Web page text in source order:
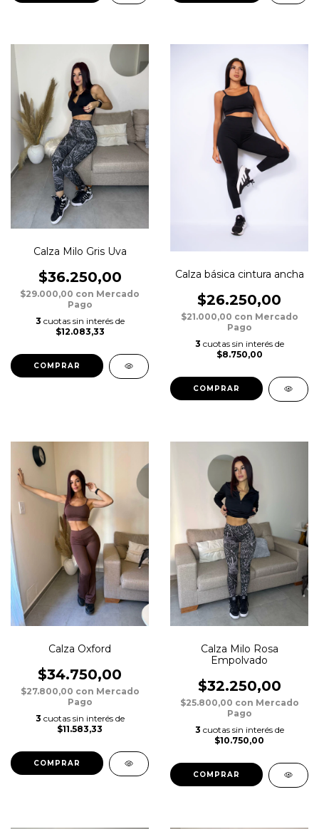
Calza Milo Gris Uva
$36.250,00
$29.000,00 con Mercado
Pago
3 cuotas sin interés de
$12.083,33
COMPRAR
Calza básica cintura ancha
$26.250,00
$21.000,00 con Mercado
Pago
3 cuotas sin interés de
$8.750,00
COMPRAR
Calza Oxford
$34.750,00
$27.800,00 con Mercado
Pago
3 cuotas sin interés de
$11.583,33
COMPRAR
Calza Milo Rosa
Empolvado
$32.250,00
$25.800,00 con Mercado
Pago
3 cuotas sin interés de
$10.750,00
COMPRAR